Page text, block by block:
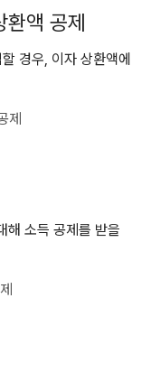
액 공제
경우, 이자 상환액에
제
해 소득 공제를 받을